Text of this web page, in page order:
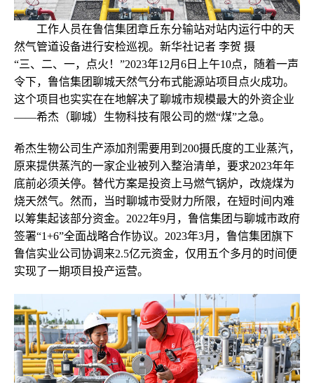
工作人员在鲁信集团章丘东分输站对站内运行中的天
然气管道设备进行安检巡视。新华社记者 李贺 摄
“三、二、一，点火！”2023年12月6日上午10点，随着一声
令下，鲁信集团聊城天然气分布式能源站项目点火成功。
这个项目也实实在在地解决了聊城市规模最大的外资企业
——希杰（聊城）生物科技有限公司的燃“煤”之急。
希杰生物公司生产添加剂需要用到200摄氏度的工业蒸汽，
原来提供蒸汽的一家企业被列入整治清单，要求2023年年
底前必须关停。替代方案是投资上马燃气锅炉，改烧煤为
烧天然气。然而，当时聊城市受财力所限，在短时间内难
以筹集起该部分资金。2022年9月，鲁信集团与聊城市政府
签署“1+6”全面战略合作协议。2023年3月，鲁信集团旗下
鲁信实业公司协调来2.5亿元资金，仅用五个多月的时间便
实现了一期项目投产运营。